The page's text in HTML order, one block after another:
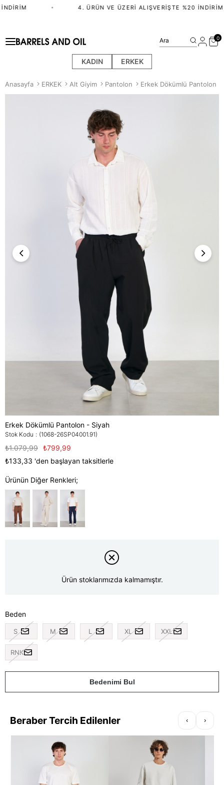
4. ÜRÜN VE ÜZERI ALIŞVERIŞTE %20 İNDIRIM
KADIN ERKEK
Ara 0
Anasayfa ERKEK Alt Giyim Pantolon Erkek Dökümlü Pantolon -
Erkek Dökümlü Pantolon - Siyah
Stok Kodu (1068-26SP04001.91)
₺1.079,99 ₺799,99
₺133,33 'den başlayan taksitlerle
Ürünün Diğer Renkleri;
Ürün stoklarımızda kalmamıştır.
Beden
S M L XL XXL
RNK
Bedenimi Bul
Beraber Tercih Edilenler ‹ ›